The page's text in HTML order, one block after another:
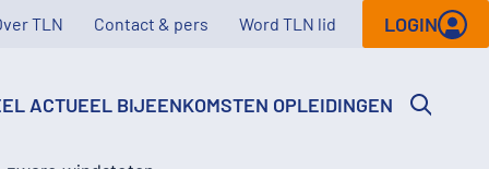
TLN Contact & pers Word TLN lid LOGIN
ACTUEEL BIJEENKOMSTEN OPLEIDINGEN